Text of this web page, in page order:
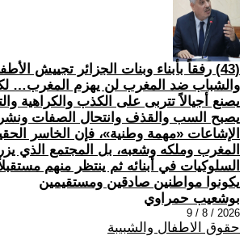
(43) رفقاً بأبناء وبنات الجزائر تجييش
والشباب ضد المغرب لن يهزم المغرب…
يصنع أجيالاً تتربى على الكذب والكراهية
يصبح السب والقذف وانتحال الصفات ونشر
الإشاعات «مهمة وطنية»، فإن الخاسر
المغرب وملكه وشعبه، بل المجتمع الذي
السلوكيات في أبنائه ثم ينتظر منهم
يكونوا مواطنين صادقين ومستقيمين
بوشعيب حمراوي
2026 / 8 / 9
حقوق الاطفال والشبيبة